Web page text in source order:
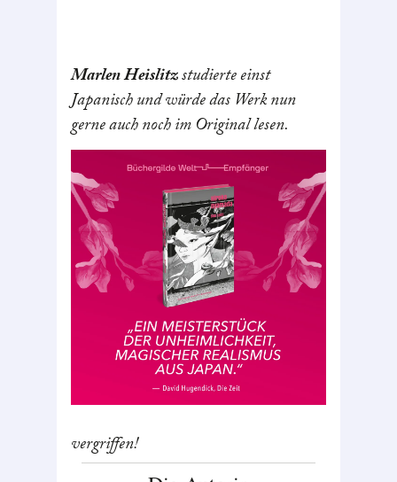
Marlen Heislitzstudierte einst
Japanisch und würde das Werk nun
gerne auch noch im Original lesen.
vergriffen!